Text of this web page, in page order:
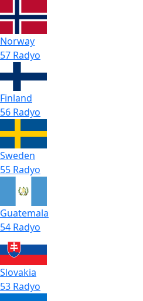
Norway
57 Radyo
Finland
56 Radyo
Sweden
55 Radyo
Guatemala
54 Radyo
Slovakia
53 Radyo